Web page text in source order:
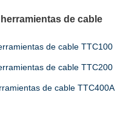
de cable
de cable TTC100
de cable TTC200
de cable TTC400A